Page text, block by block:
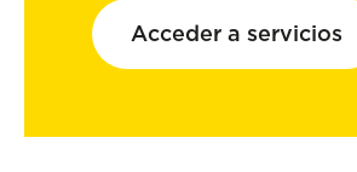
Acceder a servicios